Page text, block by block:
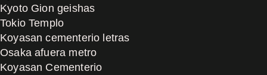
Kyoto Gion geishas
Tokio Templo
Koyasan cementerio letras
Osaka afuera metro
Koyasan Cementerio